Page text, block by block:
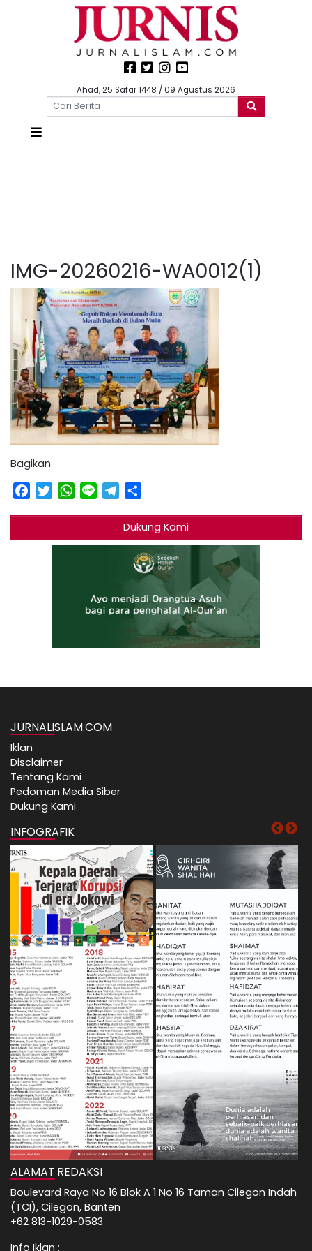
Ahad, 25 Safar 1448 / 09 Agustus 2026
IMG-20260216-WA0012(1)
Bagikan
Facebook
TwitterWhatsApp
Line Telegram
Dukung Kami
JURNALISLAM.COM
Iklan
Disclaimer
Tentang Kami
Pedoman Media Siber
Dukung Kami
INFOGRAFIK
ALAMAT REDAKSI
Boulevard Raya No 16 Blok A 1 No 16 Taman Cilegon Indah
(TCI), Cilegon, Banten
+62 813-1029-0583
Info Iklan :